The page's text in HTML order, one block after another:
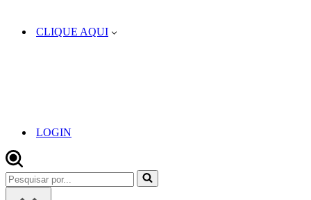
CLIQUE AQUI
LOGIN
Pesquisar
por...